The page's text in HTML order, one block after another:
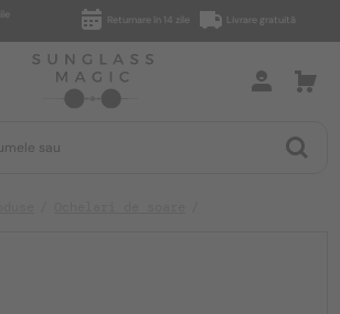
Returnare în 14 zile Livrare gratuită